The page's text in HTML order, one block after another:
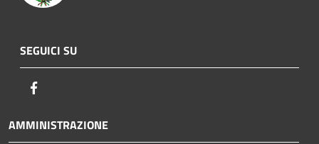
SEGUICI SU
AMMINISTRAZIONE